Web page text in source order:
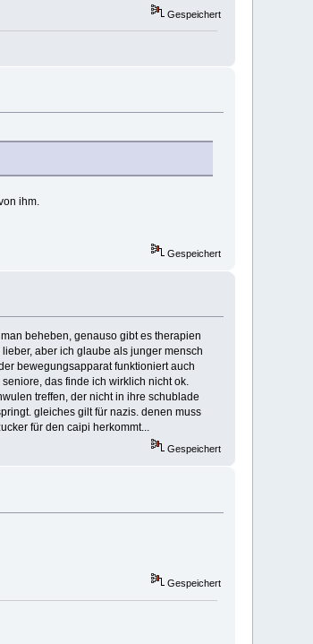
Gespeichert
ihm.
Gespeichert
beheben, genauso gibt es therapien
aber ich glaube als junger mensch
bewegungsapparat funktioniert auch
das finde ich wirklich nicht ok.
treffen, der nicht in ihre schublade
gleiches gilt für nazis. denen muss
für den caipi herkommt...
Gespeichert
Gespeichert